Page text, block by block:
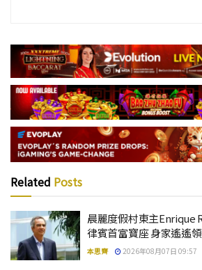
Related Posts
晨麗度假村東主Enrique
律賓首富寶座 身家遙遙
本思齊 2026年08月07日 09:57